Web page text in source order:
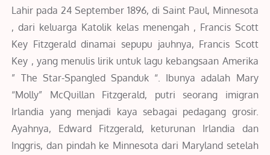
Lahir pada 24 September 1896, di Saint Paul, Minnesota
, dari keluarga Katolik kelas menengah , Francis Scott
Key Fitzgerald dinamai sepupu jauhnya, Francis Scott
Key , yang menulis lirik untuk lagu kebangsaan Amerika
” The Star-Spangled Spanduk “. Ibunya adalah Mary
“Molly” McQuillan Fitzgerald, putri seorang imigran
Irlandia yang menjadi kaya sebagai pedagang grosir.
Ayahnya, Edward Fitzgerald, keturunan Irlandia dan
Inggris, dan pindah ke Minnesota dari Maryland setelah